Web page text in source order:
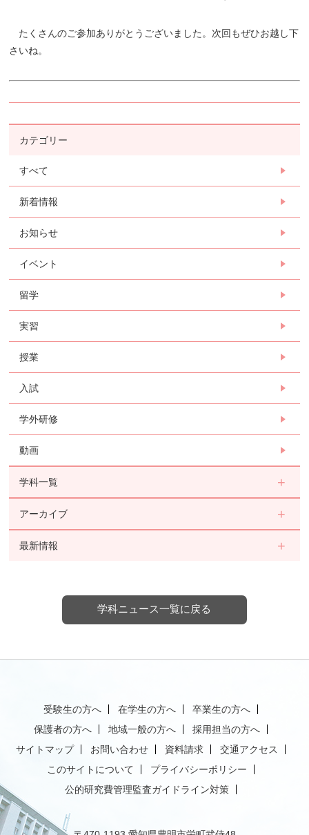
たくさんのご参加ありがとうございました。次回もぜひお越し下
さいね。
カテゴリー
すべて
新着情報
お知らせ
イベント
留学
実習
授業
入試
学外研修
動画
学科一覧
アーカイブ
最新情報
学科ニュース一覧に戻る
受験生の方へ 在学生の方へ
卒業生の方へ
保護者の方へ
地域一般の方へ
採用担当の方へ
サイトマップ
お問い合わせ 資料請求
交通アクセス
このサイトについて
プライバシーポリシー
公的研究費管理監査ガイドライン対策